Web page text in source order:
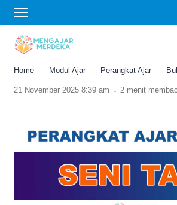
Home Modul Ajar Perangkat Ajar
BERANDA
Perangkat Ajar Deep
Kelas 12 SMA/MA Kurikulum
Joko Umbaran
21 November 2025 8:39 am . 2 menit